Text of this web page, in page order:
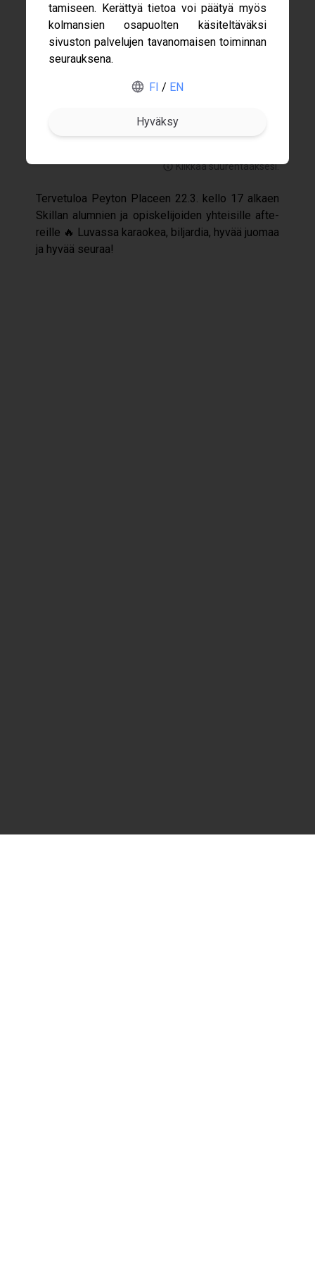
Gofore
Nokia Klikkaa suurentaaksesi.
Ter­ve­tu­loa Pey­ton Placeen 22.3. kello 17 alkaen
Skil­lan alum­nien ja opis­ke­li­joi­den yhtei­sille afte­
reille 🔥 Luvassa karao­kea, bil­jar­dia, hyvää juo­maa
ja hyvää seu­raa!
ta­mi­seen. Kerät­tyä tie­toa voi pää­tyä myös
kol­man­sien osa­puol­ten käsi­tel­tä­väksi
sivus­ton pal­ve­lu­jen tavan­omai­sen toi­min­nan
seu­rauk­sena.
FI / EN